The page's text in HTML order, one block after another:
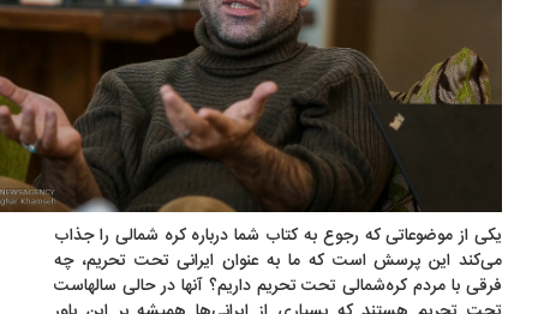
از موضوعاتی که رجوع به کتاب شما درباره کره شمالی را جذاب
این پرسش است که ما به عنوان ایرانی تحت تحریم، چه
با مردم کره‌شمالی تحت تحریم داریم؟ آنها در حالی سالهاست